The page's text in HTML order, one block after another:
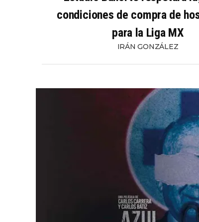
condiciones de compra de
para la Liga MX
IRÁN GONZÁLEZ